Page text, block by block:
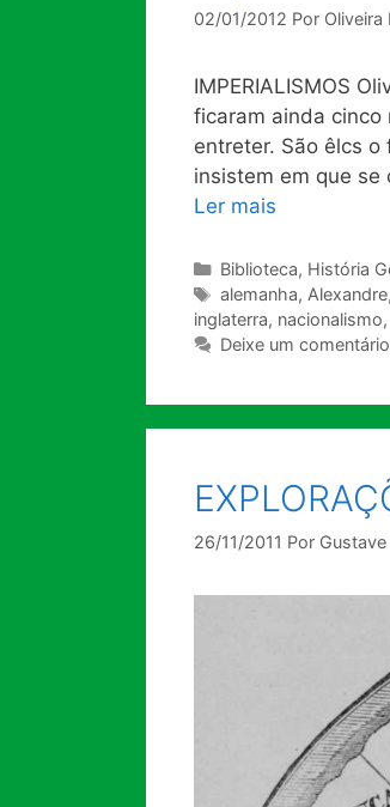
02/01/2012 Por Oliveira
IMPERIALISMOS
ficaram ainda cinco
entreter. São êlcs
insistem em que
Ler mais
Categorias
Biblioteca, História
Tags
alemanha, Alexandre,
inglaterra, nacionalismo,
Deixe um comentário
26/11/2011 Por